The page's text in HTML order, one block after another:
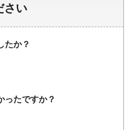
さい
たか？
ったですか？